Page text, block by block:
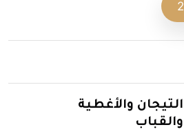
التيجان والأغطية
والقباب